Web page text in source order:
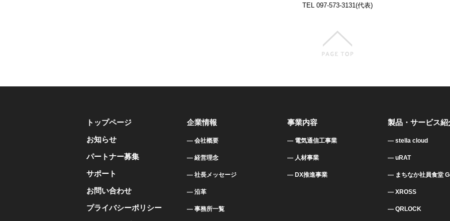
TEL 097-573-3131(代表)
トップページ
お知らせ
パートナー募集
サポート
お問い合わせ
プライバシーポリシー
企業情報
会社概要
経営理念
社長メッセージ
沿革
事務所一覧
事業内容
電気通信工事業
人材事業
DX推進事業
製品・サービス紹
stella cloud
uRAT
まちなか社員食堂
XROSS
QRLOCK